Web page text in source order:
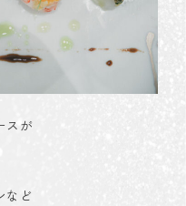
スが
など